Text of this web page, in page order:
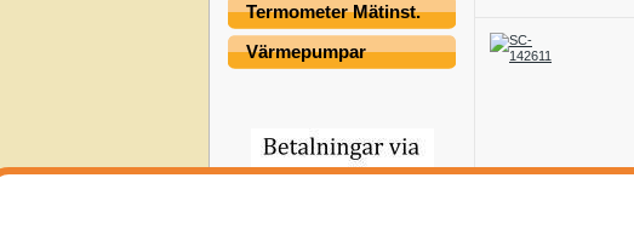
Termometer Mätinst.
Värmepumpar